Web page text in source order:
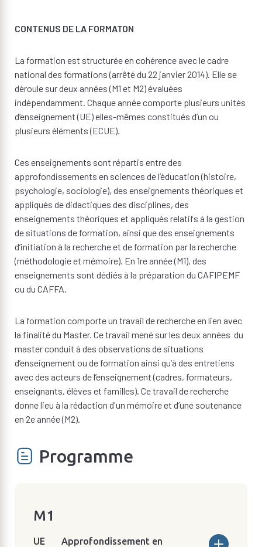
CONTENUS DE LA FORMATON
La formation est structurée en cohérence avec le cadre
national des formations (arrêté du 22 janvier 2014). Elle se
déroule sur deux années (M1 et M2) évaluées
indépendamment. Chaque année comporte plusieurs unités
d’enseignement (UE) elles-mêmes constitués d’un ou
plusieurs éléments (ECUE).
Ces enseignements sont répartis entre des
approfondissements en sciences de l’éducation (histoire,
psychologie, sociologie), des enseignements théoriques et
appliqués de didactiques des disciplines, des
enseignements théoriques et appliqués relatifs à la gestion
de situations de formation, ainsi que des enseignements
d’initiation à la recherche et de formation par la recherche
(méthodologie et mémoire). En 1re année (M1), des
enseignements sont dédiés à la préparation du CAFIPEMF
ou du CAFFA.
La formation comporte un travail de recherche en lien avec
la finalité du Master. Ce travail mené sur les deux années du
master conduit à des observations de situations
d’enseignement ou de formation ainsi qu’à des entretiens
avec des acteurs de l’enseignement (cadres, formateurs,
enseignants, élèves et familles). Ce travail de recherche
donne lieu à la rédaction d'un mémoire et d’une soutenance
en 2e année (M2).
Programme
M1
Approfondissement en